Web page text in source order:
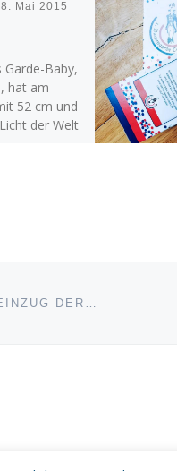
Mai 2015
Garde-Baby,
hat am
52 cm und
der Welt
DER…